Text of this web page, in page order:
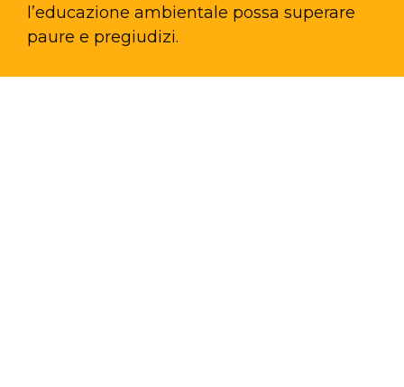
l’educazione ambientale possa superare
paure e pregiudizi.